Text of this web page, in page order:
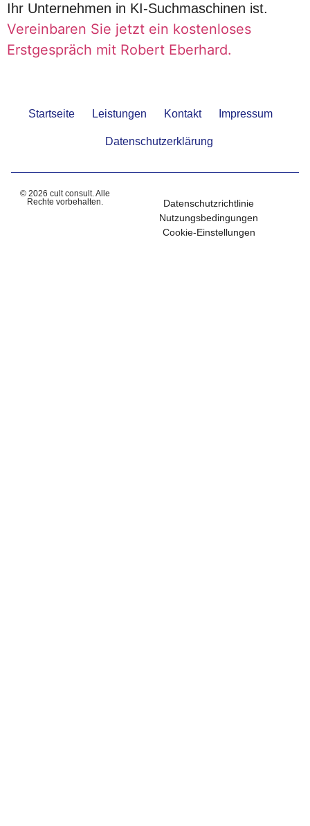
Ihr Unternehmen in KI-Suchmaschinen ist.
Vereinbaren Sie jetzt ein kostenloses
Erstgespräch mit Robert Eberhard.
Startseite Leistungen Kontakt Impressum
Datenschutzerklärung
© 2026 cult consult. Alle
Rechte vorbehalten.
Datenschutzrichtlinie
Nutzungsbedingungen
Cookie-Einstellungen